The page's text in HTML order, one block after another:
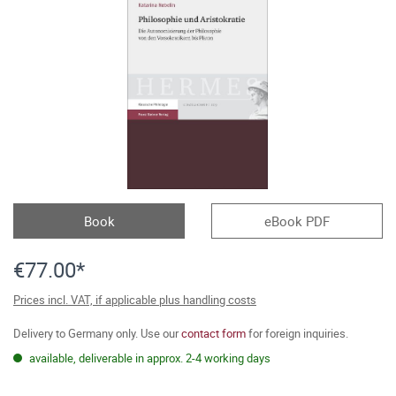
Book eBook PDF
€77.00*
Prices incl. VAT, if applicable plus handling costs
Delivery to Germany only. Use ourcontact formfor foreign inquiries.
available, deliverable in approx. 2-4 working days